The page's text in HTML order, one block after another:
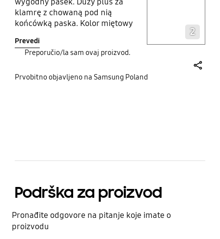
klamrę z chowaną pod nią
końcówką paska. Kolor miętowy
TAK!!! Już się zastanawiam nad
innym kolorem na wymianę.
Prevedi
2
Preporučio/la sam ovaj proizvod.
Prvobitno objavljeno na Samsung Poland
Podrška za proizvod
Pronađite odgovore na pitanje koje imate o
proizvodu